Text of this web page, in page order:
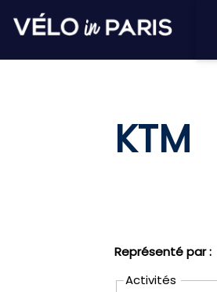
KTM
Représenté par :
Activités